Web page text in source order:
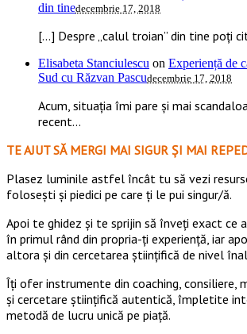
din tinedecembrie 17, 2018
[…] Despre „calul troian” din tine poți
Elisabeta Stanciulescu on Experiență de
Sud cu Răzvan Pascudecembrie 17, 2018
Acum, situația îmi pare și mai
recent...
TE AJUT SĂ MERGI MAI SIGUR ȘI MAI
​​Plasez luminile astfel încât tu să vezi
folosești și piedici pe care ți le pui singur/ă.
Apoi te ghidez și te sprijin să înveți exact ce
în primul rând din propria-ți experiență, iar
altora și din cercetarea științifică de nivel
Îți ofer instrumente din coaching, consiliere,
și cercetare științifică autentică, împletite
metodă de lucru unică pe piață.